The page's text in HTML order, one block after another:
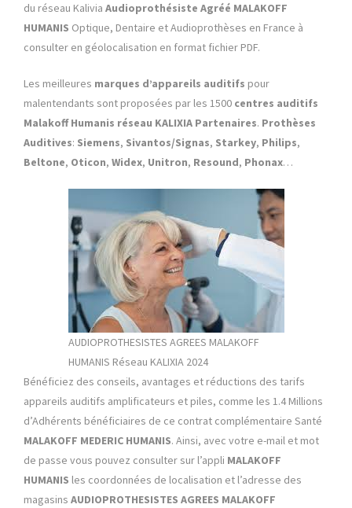
du réseau Kalivia Audioprothésiste Agréé MALAKOFF
HUMANIS Optique, Dentaire et Audioprothèses en France à
consulter en géolocalisation en format fichier PDF.
Les meilleures marques d’appareils auditifs pour
malentendants sont proposées par les 1500 centres auditifs
Malakoff Humanis réseau KALIXIA Partenaires. Prothèses
Auditives: Siemens, Sivantos/Signas, Starkey, Philips,
Beltone, Oticon, Widex, Unitron, Resound, Phonax…
AUDIOPROTHESISTES AGREES MALAKOFF
HUMANIS Réseau KALIXIA 2024
Bénéficiez des conseils, avantages et réductions des tarifs
appareils auditifs amplificateurs et piles, comme les 1.4 Millions
d’Adhérents bénéficiaires de ce contrat complémentaire Santé
MALAKOFF MEDERIC HUMANIS. Ainsi, avec votre e-mail et mot
de passe vous pouvez consulter sur l’appli MALAKOFF
HUMANIS les coordonnées de localisation et l’adresse des
magasins AUDIOPROTHESISTES AGREES MALAKOFF